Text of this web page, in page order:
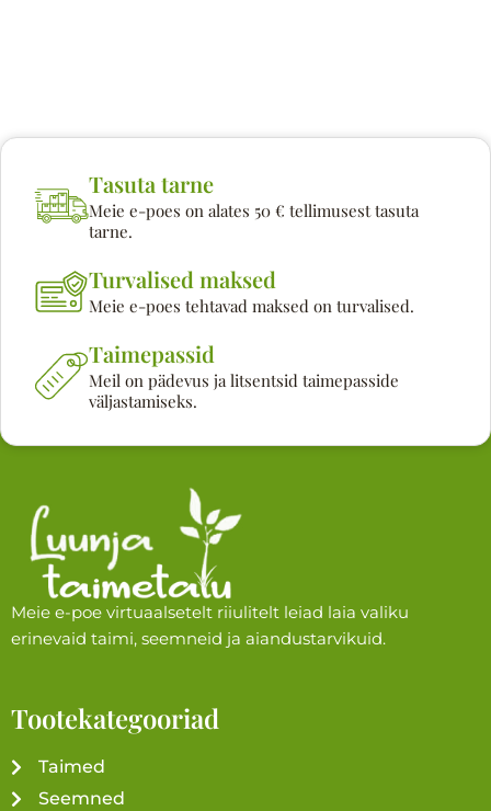
Tasuta tarne
Meie e-poes on alates 50 € tellimusest tasuta
tarne.
Turvalised maksed
Meie e-poes tehtavad maksed on turvalised.
Taimepassid
Meil on pädevus ja litsentsid taimepasside
väljastamiseks.
Meie e-poe virtuaalsetelt riiulitelt leiad laia valiku
erinevaid taimi, seemneid ja aiandustarvikuid.
Tootekategooriad
Taimed
Seemned